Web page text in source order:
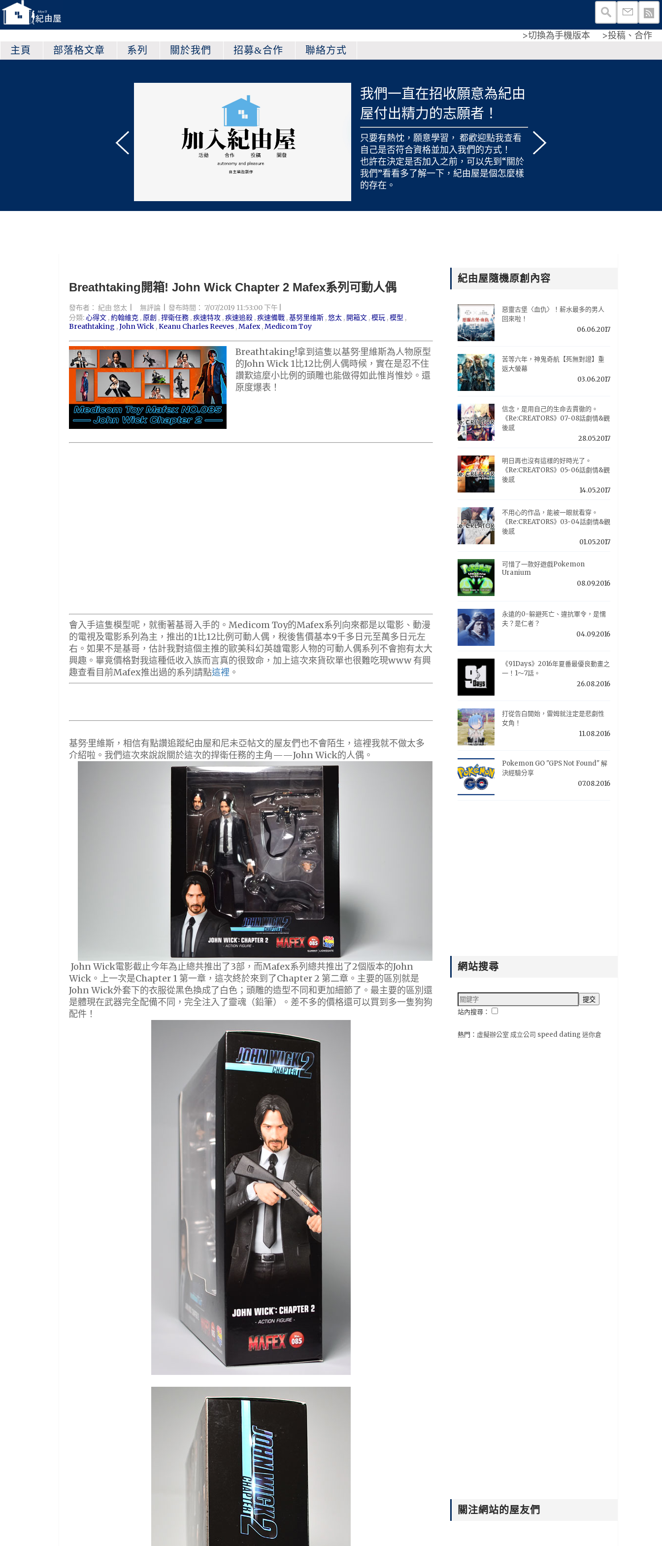
>切換為手機版本 >投稿、合作
主頁 部落格文章 系列 關於我們 招募&合作 聯絡方式
我們一直在招收願意為紀由
屋付出精力的志願者！
只要有熱忱，願意學習， 都歡迎點我查看
自己是否符合資格並加入我們的方式！
也許在決定是否加入之前，可以先到“關於
我們”看看多了解一下，紀由屋是個怎麼樣
的存在。
Breathtaking開箱! John Wick Chapter 2 Mafex系列可動人偶
發布者： 紀由 悠太 無評論 發布時間： 7/07/2019 11:53:00 下午
分類:心得文 ,約翰維克 , 原創 ,捍衛任務 ,疾速特攻 ,疾速追殺 ,疾速備戰 ,基努里维斯 ,悠太 , 開箱文 ,模玩 ,模型 ,
Breathtaking ,John Wick ,Keanu Charles Reeves ,Mafex,Medicom Toy
Breathtaking!拿到這隻以基努·里維斯為人物原型
的John Wick 1比12比例人偶時候，實在是忍不住
讚歎這麼小比例的頭雕也能做得如此惟肖惟妙。還
原度爆表！
會入手這隻模型呢，就衝著基哥入手的。Medicom Toy的Mafex系列向來都是以電影、動漫
的電視及電影系列為主，推出的1比12比例可動人偶，稅後售價基本9千多日元至萬多日元左
右。如果不是基哥，估計我對這個主推的歐美科幻英雄電影人物的可動人偶系列不會抱有太大
興趣。畢竟價格對我這種低收入族而言真的很致命，加上這次來貨砍單也很難吃現www 有興
趣查看目前Mafex推出過的系列請點這裡 。
基努·里維斯，相信有點讚追蹤紀由屋和尼未亞帖文的屋友們也不會陌生，這裡我就不做太多
介紹啦。我們這次來說說關於這次的捍衛任務的主角——John Wick的人偶。
John Wick電影截止今年為止總共推出了3部，而Mafex系列總共推出了2個版本的John
Wick。上一次是Chapter 1 第一章，這次終於來到了Chapter 2 第二章。主要的區別就是
John Wick外套下的衣服從黑色換成了白色；頭雕的造型不同和更加細節了。最主要的區別還
是體現在武器完全配備不同，完全注入了靈魂（鉛筆）。差不多的價格還可以買到多一隻狗狗
配件！
紀由屋隨機原創內容
惡靈古堡〈血仇〉！薪水最多的男人
回來啦！
06.06.2017
苦等六年，神鬼奇航【死無對證】重
返大螢幕
03.06.2017
信念，是用自己的生命去貫徹的。
《Re:CREATORS》07-08話劇情&觀
後感
28.05.2017
明日再也沒有這樣的好時光了。
《Re:CREATORS》05-06話劇情&觀
後感
14.05.2017
不用心的作品，能被一眼就看穿。
《Re:CREATORS》03-04話劇情&觀
後感
01.05.2017
可惜了一款好遊戲Pokemon
Uranium
08.09.2016
永遠的0-躲避死亡、違抗軍令，是懦
夫？是仁者？
04.09.2016
《91Days》2016年夏番最優良動畫之
一！1～7話。
26.08.2016
打從告白開始，雷姆就注定是悲劇性
女角！
11.08.2016
Pokemon GO "GPS Not Found" 解
決經驗分享
07.08.2016
網站搜尋
站內搜尋：
熱門： 虛擬辦公室 成立公司 speed dating 迷你倉
關注網站的屋友們